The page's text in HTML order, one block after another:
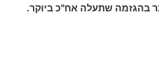
בהגזמה שתעלה אח"כ ביוקר.